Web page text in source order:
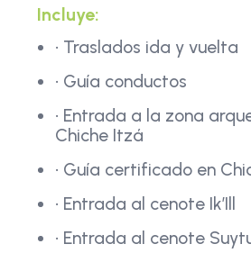
Incluye:
• Traslados ida y vuelta
• Guía conductos
• Entrada a la zona
Chiche Itzá
• Guía certificado en
• Entrada al cenote Ik’Ill
• Entrada al cenote